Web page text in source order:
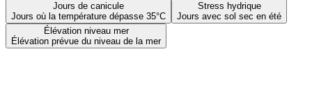
Jours de canicule
Jours où la température dépasse 35°C
Stress hydrique
Jours avec sol sec en été
Élévation niveau mer
Élévation prévue du niveau de la mer